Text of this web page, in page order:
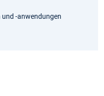
-anwendungen